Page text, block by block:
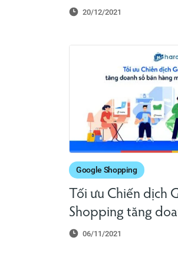
triển khai chiến
20/12/2021
Google Shopping
Tối ưu Chiến dịch
Shopping tăng
mùa mua sắm cuối
06/11/2021